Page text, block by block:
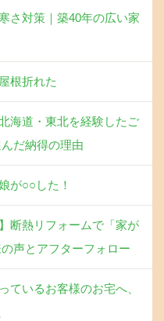
さ対策｜築40年の広い家
根折れた
海道・東北を経験したご
だ納得の理由
が○○した！
断熱リフォームで「家が
声とアフターフォロー
ているお客様のお宅へ、